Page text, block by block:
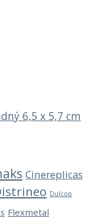
6,5 x 5,7 cm
Cinereplicas
Dulcop
Flexmetal